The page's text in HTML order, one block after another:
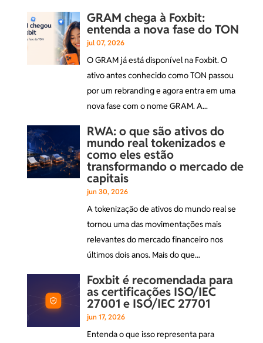
GRAM chega à Foxbit:
entenda a nova fase do TON
jul 07, 2026
O GRAM já está disponível na Foxbit. O
ativo antes conhecido como TON passou
por um rebranding e agora entra em uma
nova fase com o nome GRAM. A...
RWA: o que são ativos do
mundo real tokenizados e
como eles estão
transformando o mercado de
capitais
jun 30, 2026
A tokenização de ativos do mundo real se
tornou uma das movimentações mais
relevantes do mercado financeiro nos
últimos dois anos. Mais do que...
Foxbit é recomendada para
as certificações ISO/IEC
27001 e ISO/IEC 27701
jun 17, 2026
Entenda o que isso representa para